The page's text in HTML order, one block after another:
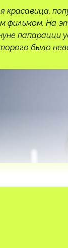
красавица,
фильмом. На
папарацци
было